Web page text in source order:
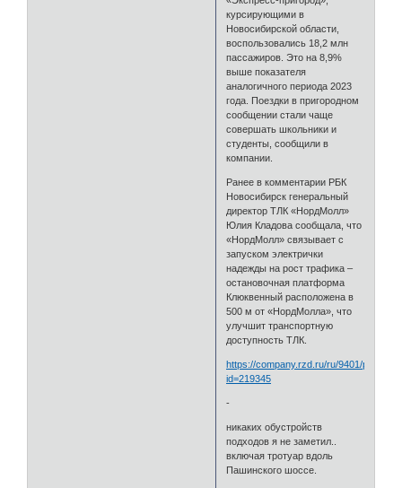
курсирующими в
Новосибирской области,
воспользовались 18,2 млн
пассажиров. Это на 8,9%
выше показателя
аналогичного периода 2023
года. Поездки в пригородном
сообщении стали чаще
совершать школьники и
студенты, сообщили в
компании.
Ранее в комментарии РБК
Новосибирск генеральный
директор ТЛК «НордМолл»
Юлия Кладова сообщала, что
«НордМолл» связывает с
запуском электрички
надежды на рост трафика –
остановочная платформа
Клюквенный расположена в
500 м от «НордМолла», что
улучшит транспортную
доступность ТЛК.
https://company.rzd.ru/ru/9401/page/
id=219345
-
никаких обустройств
подходов я не заметил..
включая тротуар вдоль
Пашинского шоссе.